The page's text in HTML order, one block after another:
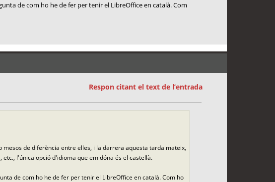
de com ho he de fer per tenir el LibreOffice en català. Com
Respon citant el text de l’entrada
de diferència entre elles, i la darrera aquesta tarda mateix,
l'única opció d'idioma que em dóna és el castellà.
de com ho he de fer per tenir el LibreOffice en català. Com ho